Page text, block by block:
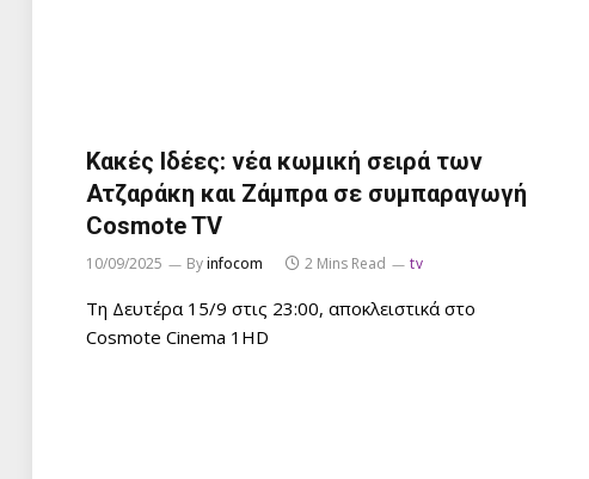
Κακές Ιδέες: νέα κωμική σειρά των
Ατζαράκη και Ζάμπρα σε συμπαραγωγή
Cosmote TV
10/09/2025 Byinfocom 2 Mins Read tv
Τη Δευτέρα 15/9 στις 23:00, αποκλειστικά στο
Cosmote Cinema 1HD